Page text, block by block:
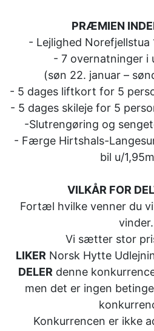
PRÆMIEN
- Lejlighed Norefjellstua
- 7 overnatninger i
(søn 22. januar –
- 5 dages liftkort for 5
- 5 dages skileje for 5
-Slutrengøring og
- Færge Hirtshals-
bil u/
VILKÅR FOR
Fortæl hvilke venner du
vinder.
Vi sætter stor
LIKER Norsk Hytte
DELER denne
men det er ingen
Konkurrencen er ikke